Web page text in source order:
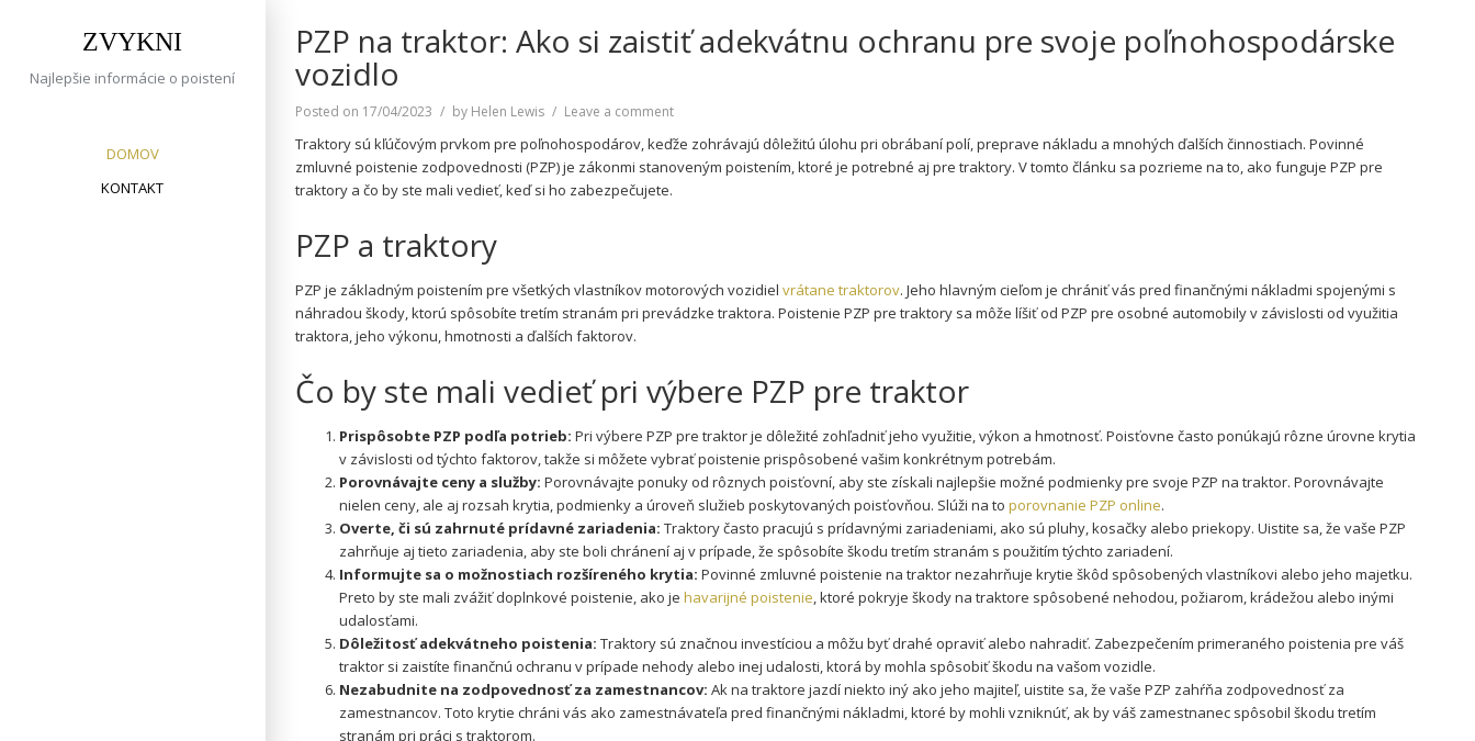
ZVYKNI
Najlepšie informácie o poistení
DOMOV
KONTAKT
PZP na traktor: Ako si zaistiť adekvátnu ochranu pre svoje poľnohospodárske
vozidlo
Posted on 17/04/2023 by Helen Lewis Leave a comment
na
traktor:
pre
svoje
Traktory sú kľúčovým prvkom pre poľnohospodárov, keďže zohrávajú dôležitú úlohu pri obrábaní polí, preprave nákladu a mnohých ďalších činnostiach. Povinné
zmluvné poistenie zodpovednosti (PZP) je zákonmi stanoveným poistením, ktoré je potrebné aj pre traktory. V tomto článku sa pozrieme na to, ako funguje PZP pre
traktory a čo by ste mali vedieť, keď si ho zabezpečujete.
PZP a traktory
PZP je základným poistením pre všetkých vlastníkov motorových vozidielvrátane traktorov. Jeho hlavným cieľom je chrániť vás pred finančnými nákladmi spojenými s
náhradou škody, ktorú spôsobíte tretím stranám pri prevádzke traktora. Poistenie PZP pre traktory sa môže líšiť od PZP pre osobné automobily v závislosti od využitia
traktora, jeho výkonu, hmotnosti a ďalších faktorov.
Čo by ste mali vedieť pri výbere PZP pre traktor
Prispôsobte PZP podľa potrieb: Pri výbere PZP pre traktor je dôležité zohľadniť jeho využitie, výkon a hmotnosť. Poisťovne často ponúkajú rôzne úrovne krytia
v závislosti od týchto faktorov, takže si môžete vybrať poistenie prispôsobené vašim konkrétnym potrebám.
Porovnávajte ceny a služby: Porovnávajte ponuky od rôznych poisťovní, aby ste získali najlepšie možné podmienky pre svoje PZP na traktor. Porovnávajte
nielen ceny, ale aj rozsah krytia, podmienky a úroveň služieb poskytovaných poisťovňou. Slúži na toporovnanie PZP online.
Overte, či sú zahrnuté prídavné zariadenia: Traktory často pracujú s prídavnými zariadeniami, ako sú pluhy, kosačky alebo priekopy. Uistite sa, že vaše PZP
zahrňuje aj tieto zariadenia, aby ste boli chránení aj v prípade, že spôsobíte škodu tretím stranám s použitím týchto zariadení.
Informujte sa o možnostiach rozšíreného krytia: Povinné zmluvné poistenie na traktor nezahrňuje krytie škôd spôsobených vlastníkovi alebo jeho majetku.
Preto by ste mali zvážiť doplnkové poistenie, ako jehavarijné poistenie, ktoré pokryje škody na traktore spôsobené nehodou, požiarom, krádežou alebo inými
udalosťami.
Dôležitosť adekvátneho poistenia: Traktory sú značnou investíciou a môžu byť drahé opraviť alebo nahradiť. Zabezpečením primeraného poistenia pre váš
traktor si zaistíte finančnú ochranu v prípade nehody alebo inej udalosti, ktorá by mohla spôsobiť škodu na vašom vozidle.
Nezabudnite na zodpovednosť za zamestnancov: Ak na traktore jazdí niekto iný ako jeho majiteľ, uistite sa, že vaše PZP zahŕňa zodpovednosť za
zamestnancov. Toto krytie chráni vás ako zamestnávateľa pred finančnými nákladmi, ktoré by mohli vzniknúť, ak by váš zamestnanec spôsobil škodu tretím
stranám pri práci s traktorom.